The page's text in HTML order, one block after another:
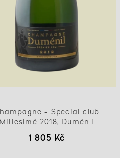
- Special club
Millesimé 2018, Duménil
1 805 Kč